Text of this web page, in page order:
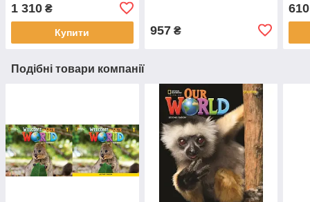
1 310 ₴
Купити 957₴
610
Подібні товари компанії